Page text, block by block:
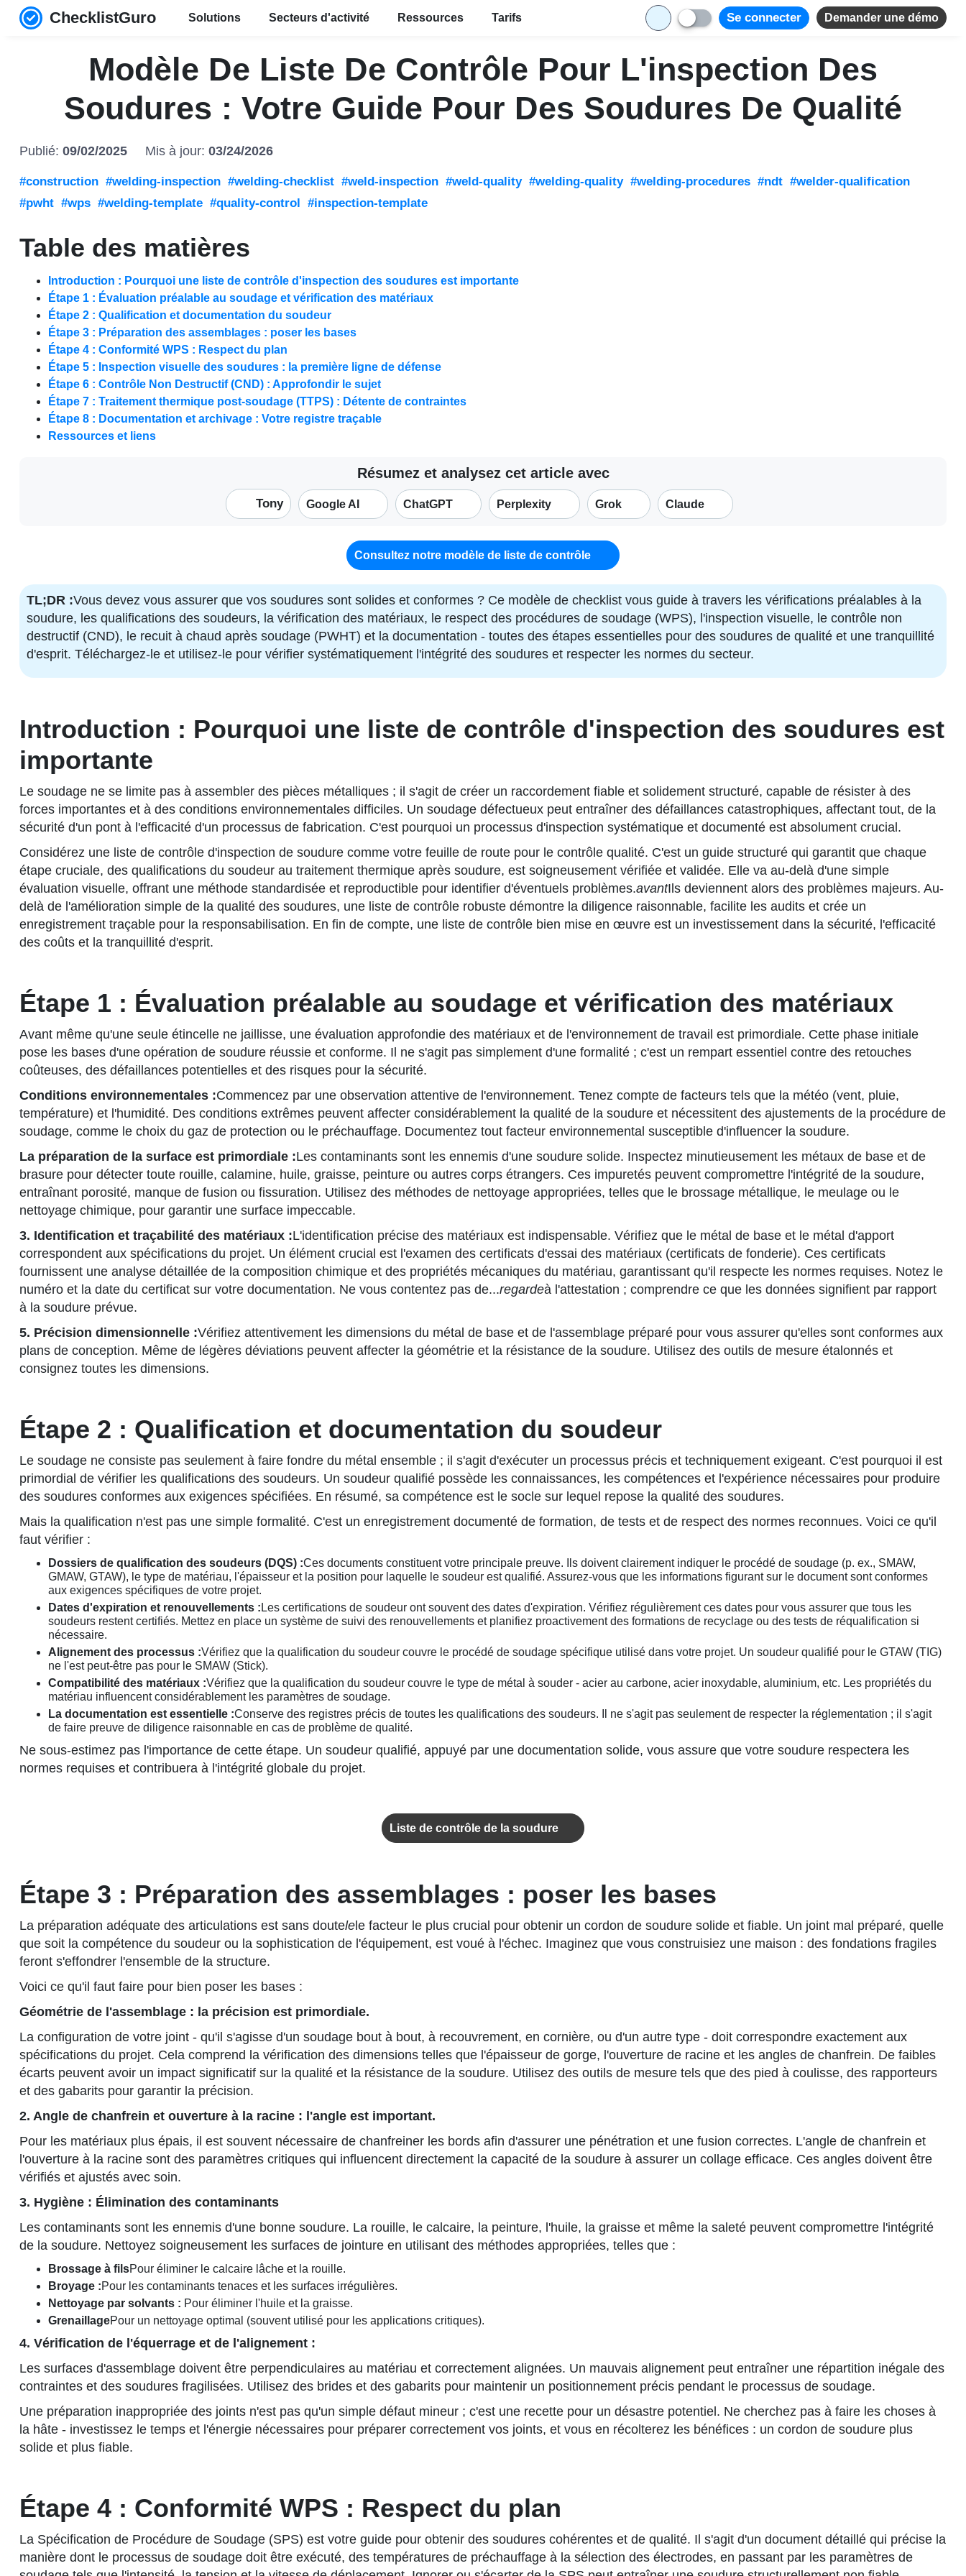
ChecklistGuro Solutions Secteurs d'activité Ressources Tarifs Se connecter Demander une démo
Modèle De Liste De Contrôle Pour L'inspection Des
Soudures : Votre Guide Pour Des Soudures De Qualité
Publié: 09/02/2025 Mis à jour: 03/24/2026
#construction #welding-inspection #welding-checklist #weld-inspection #weld-quality #welding-quality #welding-procedures #ndt #welder-qualification
#pwht #wps #welding-template #quality-control #inspection-template
Table des matières
Introduction : Pourquoi une liste de contrôle d'inspection des soudures est importante
Étape 1 : Évaluation préalable au soudage et vérification des matériaux
Étape 2 : Qualification et documentation du soudeur
Étape 3 : Préparation des assemblages : poser les bases
Étape 4 : Conformité WPS : Respect du plan
Étape 5 : Inspection visuelle des soudures : la première ligne de défense
Étape 6 : Contrôle Non Destructif (CND) : Approfondir le sujet
Étape 7 : Traitement thermique post-soudage (TTPS) : Détente de contraintes
Étape 8 : Documentation et archivage : Votre registre traçable
Ressources et liens
Résumez et analysez cet article avec
Tony Google AI ChatGPT Perplexity Grok Claude
Consultez notre modèle de liste de contrôle
TL;DR :Vous devez vous assurer que vos soudures sont solides et conformes ? Ce modèle de checklist vous guide à travers les vérifications préalables à la
soudure, les qualifications des soudeurs, la vérification des matériaux, le respect des procédures de soudage (WPS), l'inspection visuelle, le contrôle non
destructif (CND), le recuit à chaud après soudage (PWHT) et la documentation - toutes des étapes essentielles pour des soudures de qualité et une tranquillité
d'esprit. Téléchargez-le et utilisez-le pour vérifier systématiquement l'intégrité des soudures et respecter les normes du secteur.
Introduction : Pourquoi une liste de contrôle d'inspection des soudures est
importante
Le soudage ne se limite pas à assembler des pièces métalliques ; il s'agit de créer un raccordement fiable et solidement structuré, capable de résister à des
forces importantes et à des conditions environnementales difficiles. Un soudage défectueux peut entraîner des défaillances catastrophiques, affectant tout, de la
sécurité d'un pont à l'efficacité d'un processus de fabrication. C'est pourquoi un processus d'inspection systématique et documenté est absolument crucial.
Considérez une liste de contrôle d'inspection de soudure comme votre feuille de route pour le contrôle qualité. C'est un guide structuré qui garantit que chaque
étape cruciale, des qualifications du soudeur au traitement thermique après soudure, est soigneusement vérifiée et validée. Elle va au-delà d'une simple
évaluation visuelle, offrant une méthode standardisée et reproductible pour identifier d'éventuels problèmes.avantIls deviennent alors des problèmes majeurs. Au-
delà de l'amélioration simple de la qualité des soudures, une liste de contrôle robuste démontre la diligence raisonnable, facilite les audits et crée un
enregistrement traçable pour la responsabilisation. En fin de compte, une liste de contrôle bien mise en œuvre est un investissement dans la sécurité, l'efficacité
des coûts et la tranquillité d'esprit.
Étape 1 : Évaluation préalable au soudage et vérification des matériaux
Avant même qu'une seule étincelle ne jaillisse, une évaluation approfondie des matériaux et de l'environnement de travail est primordiale. Cette phase initiale
pose les bases d'une opération de soudure réussie et conforme. Il ne s'agit pas simplement d'une formalité ; c'est un rempart essentiel contre des retouches
coûteuses, des défaillances potentielles et des risques pour la sécurité.
Conditions environnementales :Commencez par une observation attentive de l'environnement. Tenez compte de facteurs tels que la météo (vent, pluie,
température) et l'humidité. Des conditions extrêmes peuvent affecter considérablement la qualité de la soudure et nécessitent des ajustements de la procédure de
soudage, comme le choix du gaz de protection ou le préchauffage. Documentez tout facteur environnemental susceptible d'influencer la soudure.
La préparation de la surface est primordiale :Les contaminants sont les ennemis d'une soudure solide. Inspectez minutieusement les métaux de base et de
brasure pour détecter toute rouille, calamine, huile, graisse, peinture ou autres corps étrangers. Ces impuretés peuvent compromettre l'intégrité de la soudure,
entraînant porosité, manque de fusion ou fissuration. Utilisez des méthodes de nettoyage appropriées, telles que le brossage métallique, le meulage ou le
nettoyage chimique, pour garantir une surface impeccable.
3. Identification et traçabilité des matériaux :L'identification précise des matériaux est indispensable. Vérifiez que le métal de base et le métal d'apport
correspondent aux spécifications du projet. Un élément crucial est l'examen des certificats d'essai des matériaux (certificats de fonderie). Ces certificats
fournissent une analyse détaillée de la composition chimique et des propriétés mécaniques du matériau, garantissant qu'il respecte les normes requises. Notez le
numéro et la date du certificat sur votre documentation. Ne vous contentez pas de...regardeà l'attestation ; comprendre ce que les données signifient par rapport
à la soudure prévue.
5. Précision dimensionnelle :Vérifiez attentivement les dimensions du métal de base et de l'assemblage préparé pour vous assurer qu'elles sont conformes aux
plans de conception. Même de légères déviations peuvent affecter la géométrie et la résistance de la soudure. Utilisez des outils de mesure étalonnés et
consignez toutes les dimensions.
Étape 2 : Qualification et documentation du soudeur
Le soudage ne consiste pas seulement à faire fondre du métal ensemble ; il s'agit d'exécuter un processus précis et techniquement exigeant. C'est pourquoi il est
primordial de vérifier les qualifications des soudeurs. Un soudeur qualifié possède les connaissances, les compétences et l'expérience nécessaires pour produire
des soudures conformes aux exigences spécifiées. En résumé, sa compétence est le socle sur lequel repose la qualité des soudures.
Mais la qualification n'est pas une simple formalité. C'est un enregistrement documenté de formation, de tests et de respect des normes reconnues. Voici ce qu'il
faut vérifier :
Dossiers de qualification des soudeurs (DQS) :Ces documents constituent votre principale preuve. Ils doivent clairement indiquer le procédé de soudage (p. ex., SMAW,
GMAW, GTAW), le type de matériau, l'épaisseur et la position pour laquelle le soudeur est qualifié. Assurez-vous que les informations figurant sur le document sont conformes
aux exigences spécifiques de votre projet.
Dates d'expiration et renouvellements : Les certifications de soudeur ont souvent des dates d'expiration. Vérifiez régulièrement ces dates pour vous assurer que tous les
soudeurs restent certifiés. Mettez en place un système de suivi des renouvellements et planifiez proactivement des formations de recyclage ou des tests de réqualification si
nécessaire.
Alignement des processus :Vérifiez que la qualification du soudeur couvre le procédé de soudage spécifique utilisé dans votre projet. Un soudeur qualifié pour le GTAW (TIG)
ne l'est peut-être pas pour le SMAW (Stick).
Compatibilité des matériaux :Vérifiez que la qualification du soudeur couvre le type de métal à souder - acier au carbone, acier inoxydable, aluminium, etc. Les propriétés du
matériau influencent considérablement les paramètres de soudage.
La documentation est essentielle :Conserve des registres précis de toutes les qualifications des soudeurs. Il ne s'agit pas seulement de respecter la réglementation ; il s'agit
de faire preuve de diligence raisonnable en cas de problème de qualité.
Ne sous-estimez pas l'importance de cette étape. Un soudeur qualifié, appuyé par une documentation solide, vous assure que votre soudure respectera les
normes requises et contribuera à l'intégrité globale du projet.
Liste de contrôle de la soudure
Étape 3 : Préparation des assemblages : poser les bases
La préparation adéquate des articulations est sans doutele le facteur le plus crucial pour obtenir un cordon de soudure solide et fiable. Un joint mal préparé, quelle
que soit la compétence du soudeur ou la sophistication de l'équipement, est voué à l'échec. Imaginez que vous construisiez une maison : des fondations fragiles
feront s'effondrer l'ensemble de la structure.
Voici ce qu'il faut faire pour bien poser les bases :
Géométrie de l'assemblage : la précision est primordiale.
La configuration de votre joint - qu'il s'agisse d'un soudage bout à bout, à recouvrement, en cornière, ou d'un autre type - doit correspondre exactement aux
spécifications du projet. Cela comprend la vérification des dimensions telles que l'épaisseur de gorge, l'ouverture de racine et les angles de chanfrein. De faibles
écarts peuvent avoir un impact significatif sur la qualité et la résistance de la soudure. Utilisez des outils de mesure tels que des pied à coulisse, des rapporteurs
et des gabarits pour garantir la précision.
2. Angle de chanfrein et ouverture à la racine : l'angle est important.
Pour les matériaux plus épais, il est souvent nécessaire de chanfreiner les bords afin d'assurer une pénétration et une fusion correctes. L'angle de chanfrein et
l'ouverture à la racine sont des paramètres critiques qui influencent directement la capacité de la soudure à assurer un collage efficace. Ces angles doivent être
vérifiés et ajustés avec soin.
3. Hygiène : Élimination des contaminants
Les contaminants sont les ennemis d'une bonne soudure. La rouille, le calcaire, la peinture, l'huile, la graisse et même la saleté peuvent compromettre l'intégrité
de la soudure. Nettoyez soigneusement les surfaces de jointure en utilisant des méthodes appropriées, telles que :
Brossage à filsPour éliminer le calcaire lâche et la rouille.
Broyage :Pour les contaminants tenaces et les surfaces irrégulières.
Nettoyage par solvants : Pour éliminer l'huile et la graisse.
GrenaillagePour un nettoyage optimal (souvent utilisé pour les applications critiques).
4. Vérification de l'équerrage et de l'alignement :
Les surfaces d'assemblage doivent être perpendiculaires au matériau et correctement alignées. Un mauvais alignement peut entraîner une répartition inégale des
contraintes et des soudures fragilisées. Utilisez des brides et des gabarits pour maintenir un positionnement précis pendant le processus de soudage.
Une préparation inappropriée des joints n'est pas qu'un simple défaut mineur ; c'est une recette pour un désastre potentiel. Ne cherchez pas à faire les choses à
la hâte - investissez le temps et l'énergie nécessaires pour préparer correctement vos joints, et vous en récolterez les bénéfices : un cordon de soudure plus
solide et plus fiable.
Étape 4 : Conformité WPS : Respect du plan
La Spécification de Procédure de Soudage (SPS) est votre guide pour obtenir des soudures cohérentes et de qualité. Il s'agit d'un document détaillé qui précise la
manière dont le processus de soudage doit être exécuté, des températures de préchauffage à la sélection des électrodes, en passant par les paramètres de